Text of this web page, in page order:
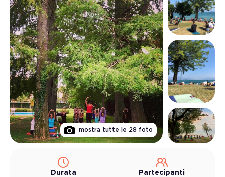
mostra tutte le 28 foto
Durata
Partecipanti